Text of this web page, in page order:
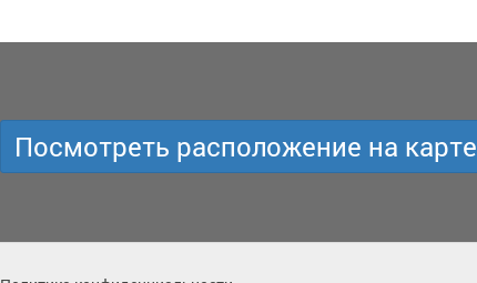
Посмотреть расположение на карте